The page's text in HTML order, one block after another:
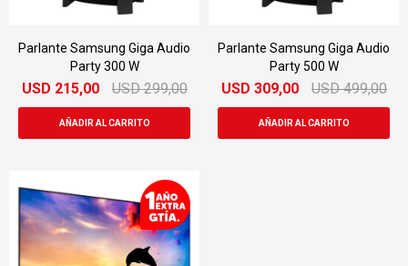
Parlante Samsung Giga Audio
Party 300 W
USD 215,00 USD 299,00
Parlante Samsung Giga Audio
Party 500 W
USD 309,00 USD 499,00